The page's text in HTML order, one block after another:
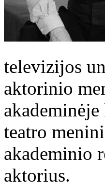
televizijos
aktorinio
teatro
akademinio
aktorius.